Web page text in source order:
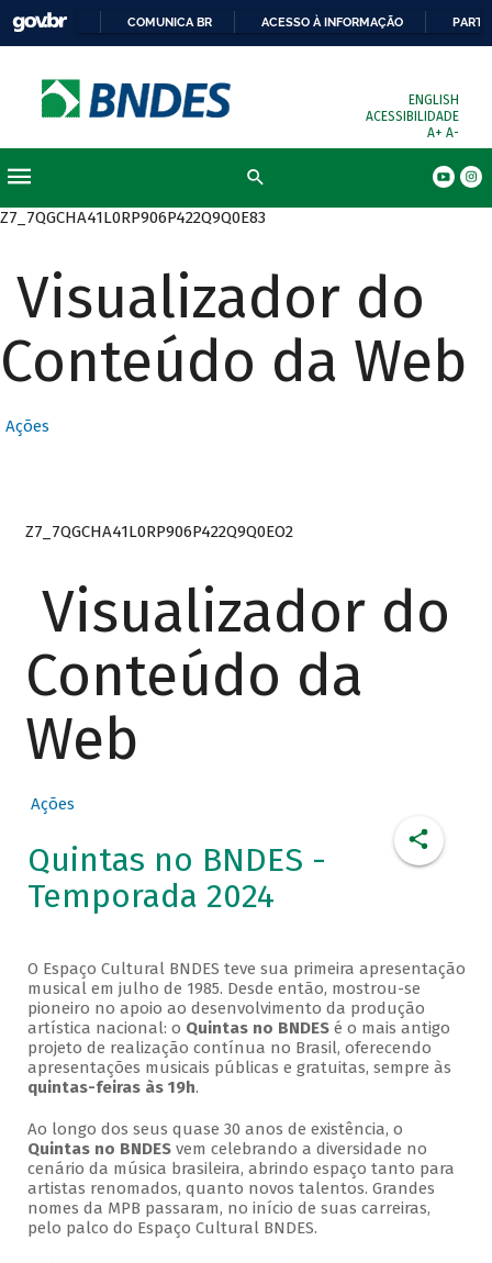
COMUNICA BR ACESSO À INFORMAÇÃO
ENGLISH
ACESSIBILIDADE
A+ A-
Z7_7QGCHA41L0RP906P422Q9Q0E83
Visualizador do
Conteúdo da Web
Ações
Z7_7QGCHA41L0RP906P422Q9Q0EO2
Visualizador do
Conteúdo da
Web
Ações
Quintas no BNDES -
Temporada 2024
O Espaço Cultural BNDES teve sua primeira apresentação
musical em julho de 1985. Desde então, mostrou-se
pioneiro no apoio ao desenvolvimento da produção
artística nacional: o Quintas no BNDESé o mais antigo
projeto de realização contínua no Brasil, oferecendo
apresentações musicais públicas e gratuitas, sempre às
quintas-feiras às 19h.
Ao longo dos seus quase 30 anos de existência, o
Quintas no BNDESvem celebrando a diversidade no
cenário da música brasileira, abrindo espaço tanto para
artistas renomados, quanto novos talentos. Grandes
nomes da MPB passaram, no início de suas carreiras,
pelo palco do Espaço Cultural BNDES.